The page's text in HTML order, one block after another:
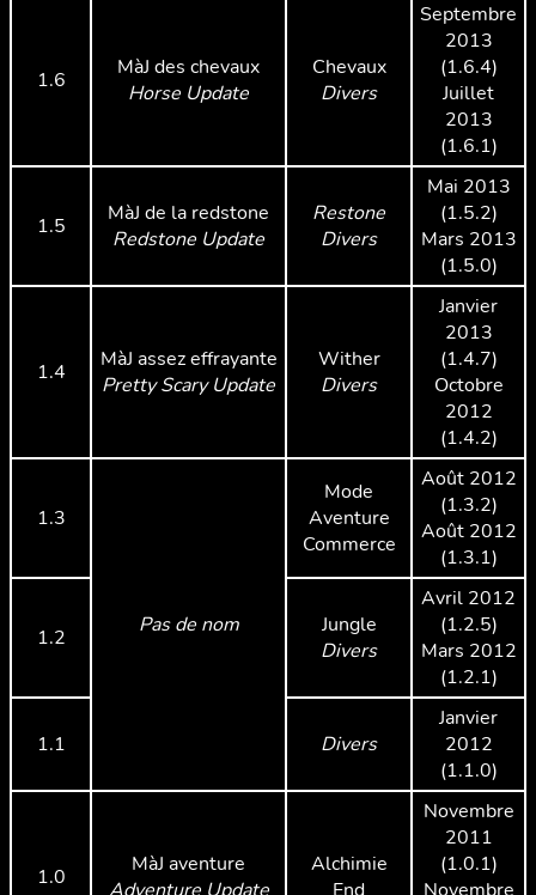
1.6
MàJ des chevaux
Horse Update
Chevaux
Divers
Septembre
2013
(1.6.4)
Juillet
2013
(1.6.1)
1.5
MàJ de la redstone
Redstone Update
Restone
Divers
Mai 2013
(1.5.2)
Mars 2013
(1.5.0)
1.4
MàJ assez effrayante
Pretty Scary Update
Wither
Divers
Janvier
2013
(1.4.7)
Octobre
2012
(1.4.2)
1.3
Pas de nom
Mode
Aventure
Commerce
Août 2012
(1.3.2)
Août 2012
(1.3.1)
1.2
Jungle
Divers
Avril 2012
(1.2.5)
Mars 2012
(1.2.1)
1.1 Divers
Janvier
2012
(1.1.0)
1.0
MàJ aventure
Alchimie
Novembre
2011
(1.0.1)